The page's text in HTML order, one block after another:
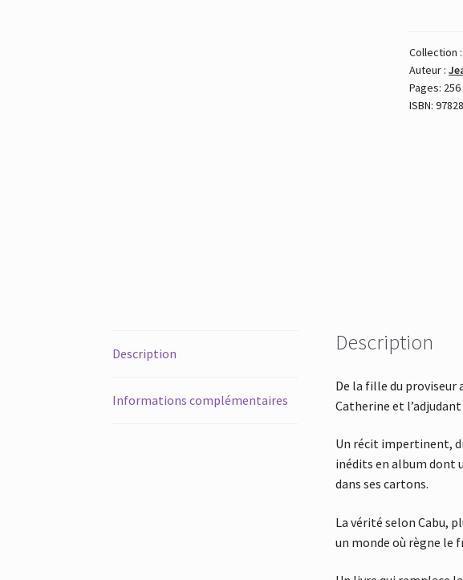
Collection :
Auteur :
Pages: 256
ISBN:
Description
Informations complémentaires
Description
De la fille du proviseur
Catherine et
Un récit impertinent,
inédits en album dont
dans ses cartons.
La vérité selon Cabu,
un monde où règne le